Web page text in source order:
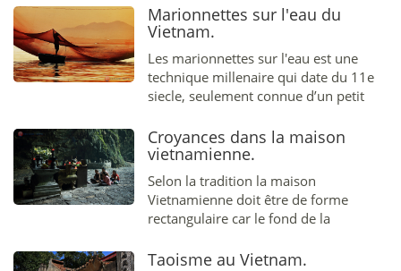
indépendante et corrélative...
Marionnettes sur l'eau du
Vietnam.
Les marionnettes sur l'eau est une
technique millenaire qui date du 11e
siecle, seulement connue d’un petit
siecle. La technique était transmise de
pere en fils par les artistes, de
generation en generation...
Croyances dans la maison
vietnamienne.
Selon la tradition la maison
Vietnamienne doit être de forme
rectangulaire car le fond de la
étroit que l'entrée...
Taoisme au Vietnam.